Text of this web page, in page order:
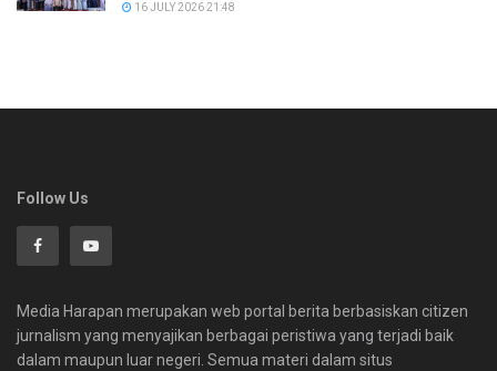
16 JULY 2026 21:48
Follow Us
Media Harapan merupakan web portal berita berbasiskan citizen
jurnalism yang menyajikan berbagai peristiwa yang terjadi baik
dalam maupun luar negeri. Semua materi dalam situs